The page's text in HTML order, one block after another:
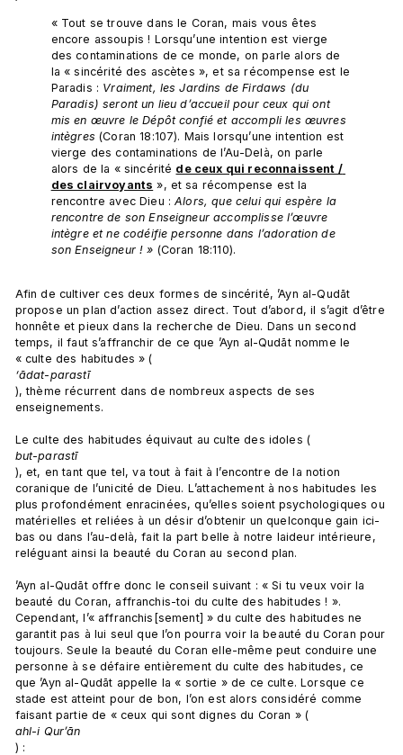
« Tout se trouve dans le Coran, mais vous êtes
encore assoupis ! Lorsqu’une intention est vierge
des contaminations de ce monde, on parle alors de
la « sincérité des ascètes », et sa récompense est le
Paradis : Vraiment, les Jardins de Firdaws (du
Paradis) seront un lieu d’accueil pour ceux qui ont
mis en œuvre le Dépôt confié et accompli les œuvres
intègres (Coran 18:107). Mais lorsqu’une intention est
vierge des contaminations de l’Au-Delà, on parle
alors de la « sincérité de ceux qui reconnaissent /
des clairvoyants », et sa récompense est la
rencontre avec Dieu : Alors, que celui qui espère la
rencontre de son Enseigneur accomplisse l’œuvre
intègre et ne codéifie personne dans l’adoration de
son Enseigneur ! » (Coran 18:110).
Afin de cultiver ces deux formes de sincérité, ’Ayn al-Qudāt
propose un plan d’action assez direct. Tout d’abord, il s’agit d’être
honnête et pieux dans la recherche de Dieu. Dans un second
temps, il faut s’affranchir de ce que ’Ayn al-Qudāt nomme le
« culte des habitudes » (
‘ādat-parastī
), thème récurrent dans de nombreux aspects de ses
enseignements.
Le culte des habitudes équivaut au culte des idoles (
but-parastī
), et, en tant que tel, va tout à fait à l’encontre de la notion
coranique de l’unicité de Dieu. L’attachement à nos habitudes les
plus profondément enracinées, qu’elles soient psychologiques ou
matérielles et reliées à un désir d’obtenir un quelconque gain ici-
bas ou dans l’au-delà, fait la part belle à notre laideur intérieure,
reléguant ainsi la beauté du Coran au second plan.
’Ayn al-Qudāt offre donc le conseil suivant : « Si tu veux voir la
beauté du Coran, affranchis-toi du culte des habitudes ! ».
Cependant, l’« affranchis[sement] » du culte des habitudes ne
garantit pas à lui seul que l’on pourra voir la beauté du Coran pour
toujours. Seule la beauté du Coran elle-même peut conduire une
personne à se défaire entièrement du culte des habitudes, ce
que ’Ayn al-Qudāt appelle la « sortie » de ce culte. Lorsque ce
stade est atteint pour de bon, l’on est alors considéré comme
faisant partie de « ceux qui sont dignes du Coran » (
ahl-i Qur’ān
) :